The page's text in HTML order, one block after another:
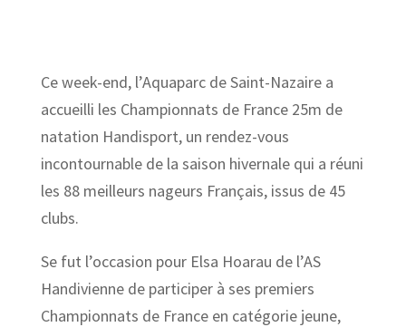
Ce week-end, l’Aquaparc de Saint-Nazaire a
accueilli les Championnats de France 25m de
natation Handisport, un rendez-vous
incontournable de la saison hivernale qui a réuni
les 88 meilleurs nageurs Français, issus de 45
clubs.
Se fut l’occasion pour Elsa Hoarau de l’AS
Handivienne de participer à ses premiers
Championnats de France en catégorie jeune,